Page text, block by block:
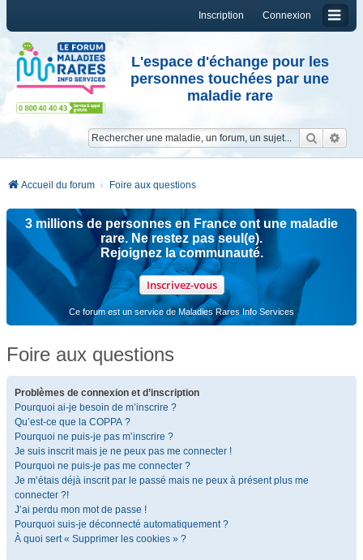
Connexion
Inscription
L'espace d'échange pour les
personnes touchées par une
maladie rare
Accueil du forum Foire aux questions
3 millions de personnes en France ont une maladie
rare. Ne restez pas seul(e).
Rejoignez la communauté.
Inscrivez-vous
Ce forum est un service de Maladies Rares Info Services
Foire aux questions
Problèmes de connexion et d’inscription
Pourquoi ai-je besoin de m’inscrire ?
Qu’est-ce que la COPPA ?
Pourquoi ne puis-je pas m’inscrire ?
Je suis inscrit mais je ne peux pas me connecter !
Pourquoi ne puis-je pas me connecter ?
Je m’étais déjà inscrit par le passé mais ne peux à présent plus me
connecter ?!
J’ai perdu mon mot de passe !
Pourquoi suis-je déconnecté automatiquement ?
À quoi sert « Supprimer les cookies » ?